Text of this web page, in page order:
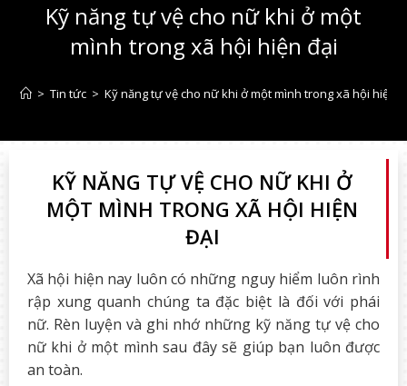
Kỹ năng tự vệ cho nữ khi ở một
mình trong xã hội hiện đại
> Tin tức > Kỹ năng tự vệ cho nữ khi ở một mình trong xã hội hiện
KỸ NĂNG TỰ VỆ CHO NỮ KHI Ở
MỘT MÌNH TRONG XÃ HỘI HIỆN
ĐẠI
Xã hội hiện nay luôn có những nguy hiểm luôn rình
rập xung quanh chúng ta đặc biệt là đối với phái
nữ. Rèn luyện và ghi nhớ những kỹ năng tự vệ cho
nữ khi ở một mình sau đây sẽ giúp bạn luôn được
an toàn.